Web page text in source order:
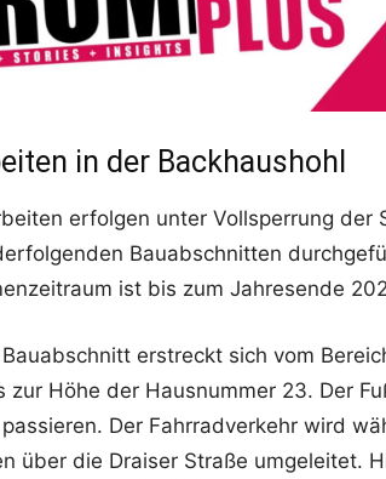
in der Backhaushohl
erfolgen unter Vollsperrung der
Bauabschnitten
ist bis zum Jahresende
erstreckt sich vom
zur Höhe der Hausnummer 23. Der
Der Fahrradverkehr wird
über die Draiser Straße umgeleitet.